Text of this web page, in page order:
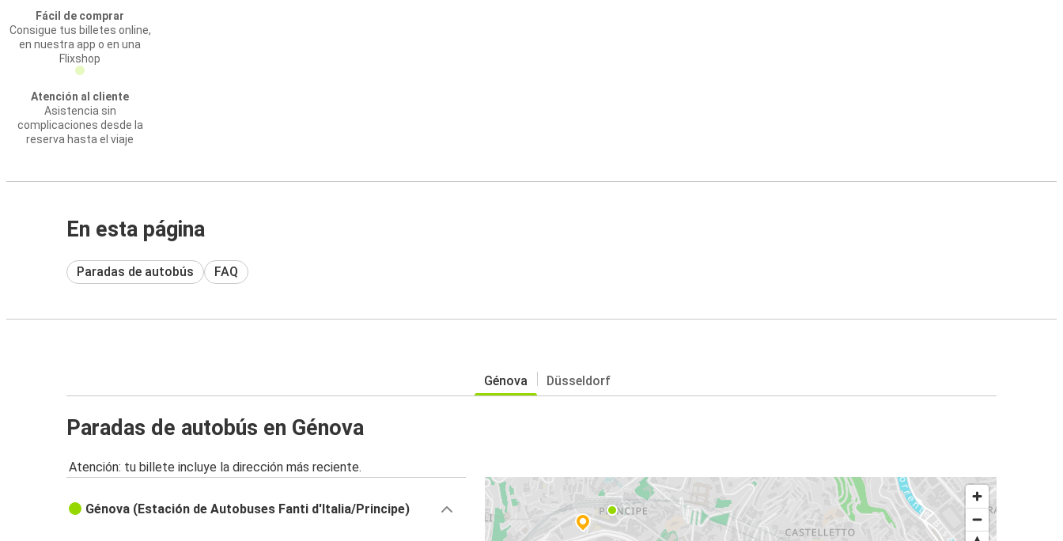
Fácil de comprar
Consigue tus billetes online,
en nuestra app o en una
Flixshop
Atención al cliente
Asistencia sin
complicaciones desde la
reserva hasta el viaje
En esta página
Paradas de autobús FAQ
Génova Düsseldorf
Paradas de autobús en Génova
Atención: tu billete incluye la dirección más reciente.
Génova (Estación de Autobuses Fanti d'Italia/Principe)